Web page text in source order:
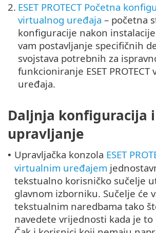
2. ESET PROTECT Početna
virtualnog uređaja – početna
konfiguracije nakon
vam postavljanje specifičnih
svojstava potrebnih za
funkcioniranje ESET
uređaja.
Daljnja konfiguracija i
upravljanje
• Upravljačka konzola ESET
virtualnim uređajem
tekstualno korisničko sučelje
glavnom izborniku. Sučelje će
tekstualnim naredbama tako
navedete vrijednosti kada je